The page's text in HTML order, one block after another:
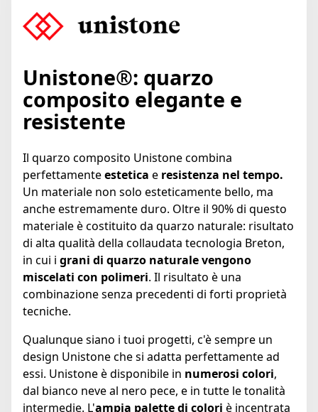
Unistone®: quarzo
composito elegante e
resistente
Il quarzo composito Unistone combina
perfettamenteestetica e resistenza nel tempo.
Un materiale non solo esteticamente bello, ma
anche estremamente duro. Oltre il 90% di questo
materiale è costituito da quarzo naturale: risultato
di alta qualità della collaudata tecnologia Breton,
in cui i grani di quarzo naturale vengono
miscelati con polimeri. Il risultato è una
combinazione senza precedenti di forti proprietà
tecniche.
Qualunque siano i tuoi progetti, c'è sempre un
design Unistone che si adatta perfettamente ad
essi. Unistone è disponibile in numerosi colori,
dal bianco neve al nero pece, e in tutte le tonalità
intermedie. L'ampia palette di colori è incentrata